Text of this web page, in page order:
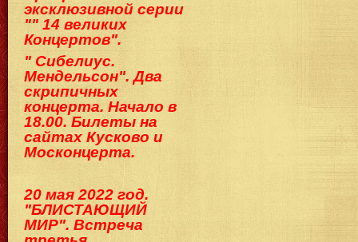
эксклюзивной серии
"" 14 великих
Концертов".
" Сибелиус.
Мендельсон". Два
скрипичных
концерта. Начало в
18.00. Билеты на
сайтах Кусково и
Москонцерта.
20 мая 2022 год.
"БЛИСТАЮЩИЙ
МИР". Встреча